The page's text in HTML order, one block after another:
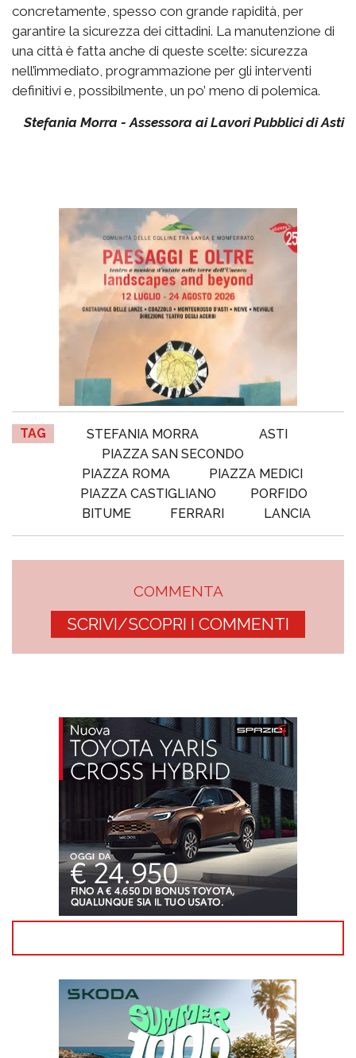
concretamente, spesso con grande rapidità, per
garantire la sicurezza dei cittadini. La manutenzione di
una città è fatta anche di queste scelte: sicurezza
nell’immediato, programmazione per gli interventi
definitivi e, possibilmente, un po’ meno di polemica.
Stefania Morra - Assessora ai Lavori Pubblici di Asti
TAG STEFANIA MORRA
ASTI
PIAZZA SAN SECONDO
PIAZZA ROMA
PIAZZA MEDICI
PIAZZA CASTIGLIANO
PORFIDO
BITUME
FERRARI LANCIA
COMMENTA
SCRIVI/SCOPRI I COMMENTI